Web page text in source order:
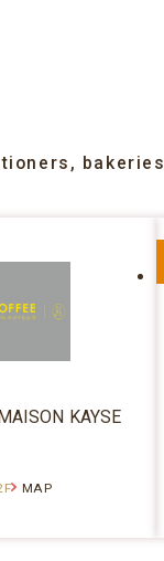
bakeries
KAYSE
MAP